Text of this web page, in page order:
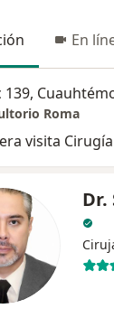
En
139,
Roma
visita